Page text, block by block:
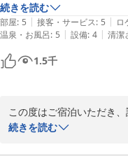
伊香保温泉 ホテル天坊
2026-07-20
続きを読む
部屋: 5 | 接客・サービス: 5 | ロ
温泉・お風呂: 5 | 設備: 4 | 清潔
1.5千
この度はご宿泊いただき
く拝見いたしました。
続きを読む